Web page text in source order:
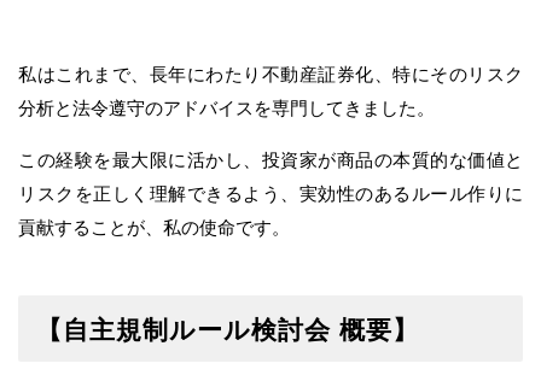
私はこれまで、長年にわたり不動産証券化、特にそのリスク
分析と法令遵守のアドバイスを専門してきました。
この経験を最大限に活かし、投資家が商品の本質的な価値と
リスクを正しく理解できるよう、実効性のあるルール作りに
貢献することが、私の使命です。
【自主規制ルール検討会 概要】